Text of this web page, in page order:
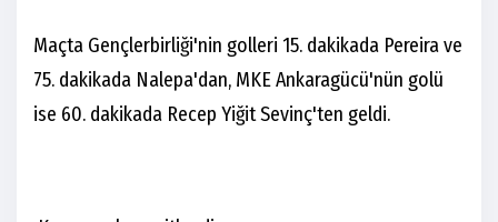
Maçta Gençlerbirliği'nin golleri 15. dakikada Pereira ve
75. dakikada Nalepa'dan, MKE Ankaragücü'nün golü
ise 60. dakikada Recep Yiğit Sevinç'ten geldi.